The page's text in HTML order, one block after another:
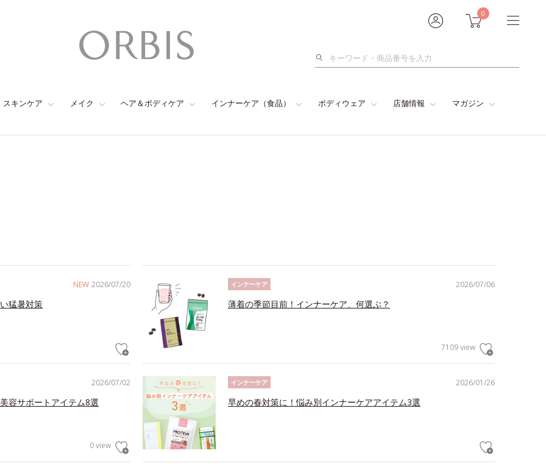
0
検
スキンケア メイク ヘア＆ボディケア インナーケア（食品） ボディウェア 店舗情報 マガジン
NEW 2026/07/20
猛暑対策
2026/07/06
インナーケア
薄着の季節目前！インナーケア、何選ぶ？
7109 view
2026/07/02
容サポートアイテム8選
0 view
2026/01/26
インナーケア
早めの春対策に！悩み別インナーケアアイテム3選